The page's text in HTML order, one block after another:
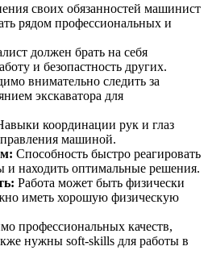
своих обязанностей машинист
рядом профессиональных и
должен брать на себя
и безопастность других.
внимательно следить за
экскаватора для
координации рук и глаз
машиной.
: Способность быстро реагировать
находить оптимальные решения.
: Работа может быть физически
иметь хорошую физическую
профессиональных качеств,
нужны soft-skills для работы в